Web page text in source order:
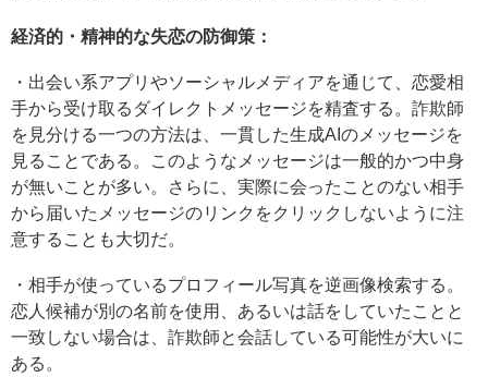
経済的・精神的な失恋の防御策：
・出会い系アプリやソーシャルメディアを通じて、恋愛相
手から受け取るダイレクトメッセージを精査する。詐欺師
を見分ける一つの方法は、一貫した生成AIのメッセージを
見ることである。このようなメッセージは一般的かつ中身
が無いことが多い。さらに、実際に会ったことのない相手
から届いたメッセージのリンクをクリックしないように注
意することも大切だ。
・相手が使っているプロフィール写真を逆画像検索する。
恋人候補が別の名前を使用、あるいは話をしていたことと
一致しない場合は、詐欺師と会話している可能性が大いに
ある。